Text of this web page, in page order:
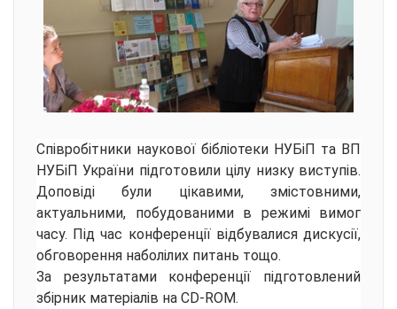
Співробітники наукової бібліотеки НУБіП та ВП
НУБіП України підготовили цілу низку виступів.
Доповіді були цікавими, змістовними,
актуальними, побудованими в режимі вимог
часу. Під час конференції відбувалися дискусії,
обговорення наболілих питань тощо.
За результатами конференції підготовлений
збірник матеріалів на CD-ROM.